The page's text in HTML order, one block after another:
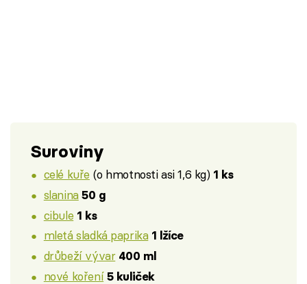
Suroviny
celé kuře (o hmotnosti asi 1,6 kg) 1 ks
slanina 50 g
cibule 1 ks
mletá sladká paprika 1 lžíce
drůbeží vývar 400 ml
nové koření 5 kuliček